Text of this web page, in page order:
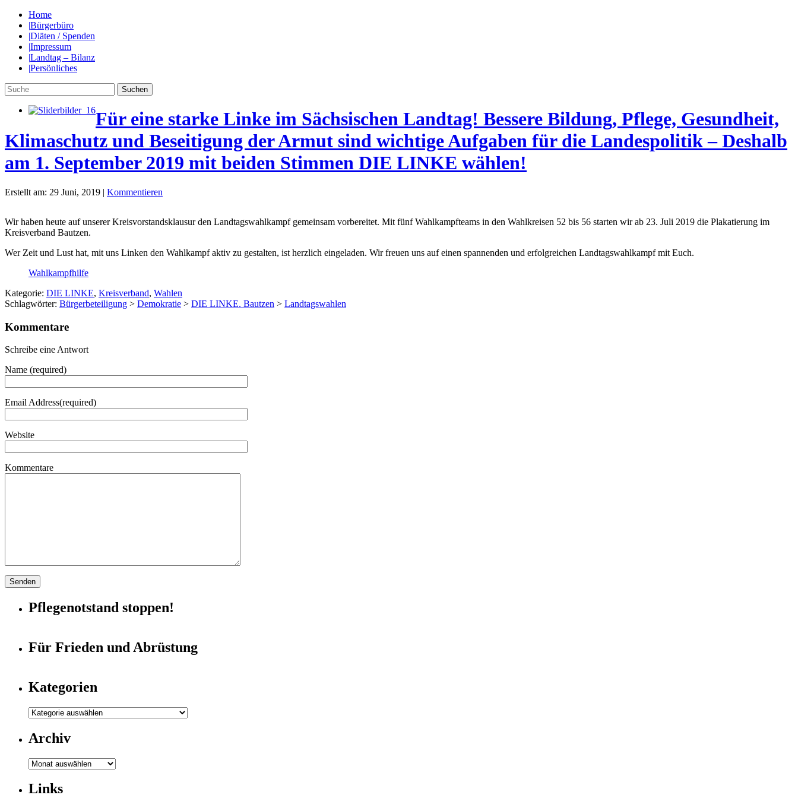
Home
|Bürgerbüro
|Diäten / Spenden
|Impressum
|Landtag – Bilanz
|Persönliches
Für eine starke Linke im Sächsischen Landtag! Bessere Bildung, Pflege, Gesundheit,
Klimaschutz und Beseitigung der Armut sind wichtige Aufgaben für die Landespolitik – Deshalb
am 1. September 2019 mit beiden Stimmen DIE LINKE wählen!
Erstellt am: 29 Juni, 2019 | Kommentieren
Wir haben heute auf unserer Kreisvorstandsklausur den Landtagswahlkampf gemeinsam vorbereitet. Mit fünf Wahlkampfteams in den Wahlkreisen 52 bis 56 starten wir ab 23. Juli 2019 die Plakatierung im
Kreisverband Bautzen.
Wer Zeit und Lust hat, mit uns Linken den Wahlkampf aktiv zu gestalten, ist herzlich eingeladen. Wir freuen uns auf einen spannenden und erfolgreichen Landtagswahlkampf mit Euch.
Wahlkampfhilfe
Kategorie: DIE LINKE, Kreisverband, Wahlen
Schlagwörter: Bürgerbeteiligung > Demokratie > DIE LINKE. Bautzen > Landtagswahlen
Kommentare
Schreibe eine Antwort
Name (required)
Email Address(required)
Website
Kommentare
Pflegenotstand stoppen!
Für Frieden und Abrüstung
Kategorien
Archiv
Archiv
Links